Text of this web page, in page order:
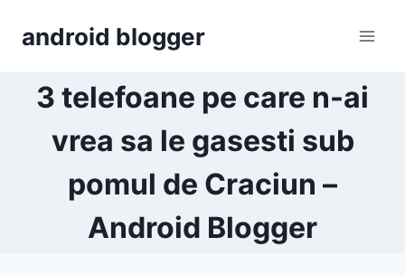
android blogger
3 telefoane pe care n-ai
vrea sa le gasesti sub
pomul de Craciun –
Android Blogger